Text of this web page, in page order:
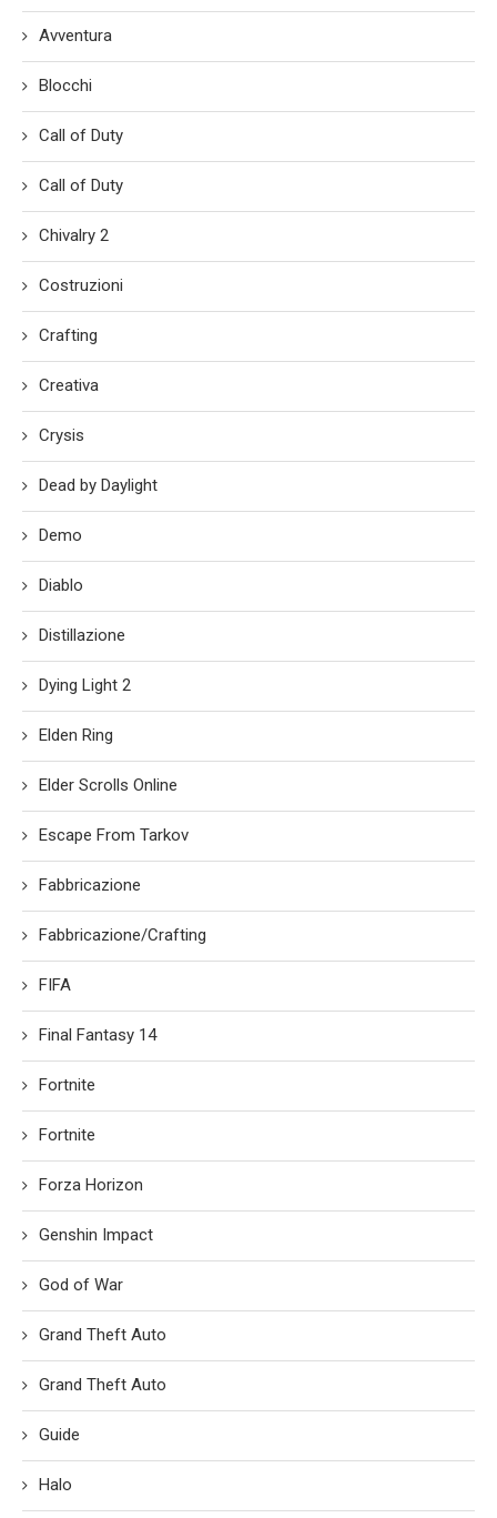
Avventura
Blocchi
Call of Duty
Call of Duty
Chivalry 2
Costruzioni
Crafting
Creativa
Crysis
Dead by Daylight
Demo
Diablo
Distillazione
Dying Light 2
Elden Ring
Elder Scrolls Online
Escape From Tarkov
Fabbricazione
Fabbricazione/Crafting
FIFA
Final Fantasy 14
Fortnite
Fortnite
Forza Horizon
Genshin Impact
God of War
Grand Theft Auto
Grand Theft Auto
Guide
Halo